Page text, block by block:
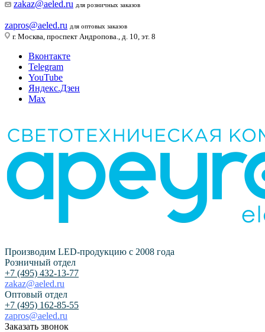
zakaz@aeled.ru для розничных заказов
zapros@aeled.ru для оптовых заказов
г. Москва, проспект Андропова., д. 10, эт. 8
Вконтакте
Telegram
YouTube
Яндекс.Дзен
Max
Производим LED-продукцию с 2008 года
Розничный отдел
+7 (495) 432-13-77
zakaz@aeled.ru
Оптовый отдел
+7 (495) 162-85-55
zapros@aeled.ru
Заказать звонок